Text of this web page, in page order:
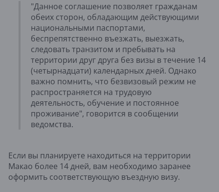
"Данное соглашение позволяет гражданам
обеих сторон, обладающим действующими
национальными паспортами,
беспрепятственно въезжать, выезжать,
следовать транзитом и пребывать на
территории друг друга без визы в течение 14
(четырнадцати) календарных дней. Однако
важно помнить, что безвизовый режим не
распространяется на трудовую
деятельность, обучение и постоянное
проживание", говорится в сообщении
ведомства.
Если вы планируете находиться на территории
Макао более 14 дней, вам необходимо заранее
оформить соответствующую въездную визу.